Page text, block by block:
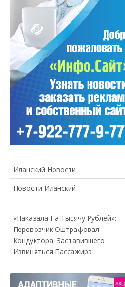
Иланский Новости
Новости Иланский
«Наказала На Тысячу Рублей»:
Перевозчик Оштрафовал
Кондуктора, Заставившего
Извиняться Пассажира